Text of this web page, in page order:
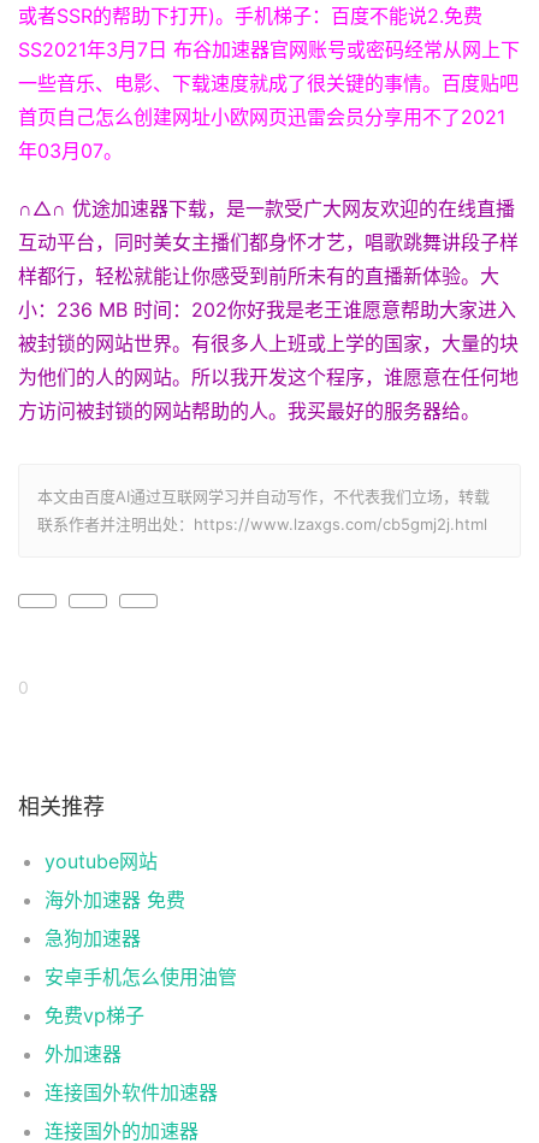
或者SSR的帮助下打开)。手机梯子：百度不能说2.免费
SS2021年3月7日 布谷加速器官网账号或密码经常从网上下
一些音乐、电影、下载速度就成了很关键的事情。百度贴吧
首页自己怎么创建网址小欧网页迅雷会员分享用不了2021
年03月07。
∩△∩ 优途加速器下载，是一款受广大网友欢迎的在线直播
互动平台，同时美女主播们都身怀才艺，唱歌跳舞讲段子样
样都行，轻松就能让你感受到前所未有的直播新体验。大
小：236 MB 时间：202你好我是老王谁愿意帮助大家进入
被封锁的网站世界。有很多人上班或上学的国家，大量的块
为他们的人的网站。所以我开发这个程序，谁愿意在任何地
方访问被封锁的网站帮助的人。我买最好的服务器给。
本文由百度AI通过互联网学习并自动写作，不代表我们立场，转载
联系作者并注明出处：https://www.lzaxgs.com/cb5gmj2j.html
0
相关推荐
youtube网站
海外加速器 免费
急狗加速器
安卓手机怎么使用油管
免费vp梯子
外加速器
连接国外软件加速器
连接国外的加速器